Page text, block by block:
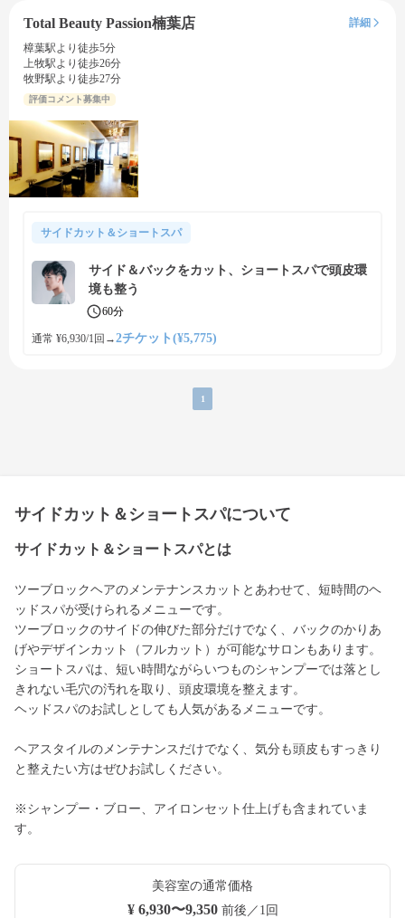
Total Beauty Passion楠葉店
詳細
樟葉駅より徒歩5分
上牧駅より徒歩26分
牧野駅より徒歩27分
評価コメント募集中
サイドカット＆ショートスパ
サイド＆バックをカット、ショートスパで頭皮環
境も整う
60分
通常 ¥6,930/1回 →2チケット(¥5,775)
1
サイドカット＆ショートスパについて
サイドカット＆ショートスパとは
ツーブロックヘアのメンテナンスカットとあわせて、短時間のヘ
ッドスパが受けられるメニューです。
ツーブロックのサイドの伸びた部分だけでなく、バックのかりあ
げやデザインカット（フルカット）が可能なサロンもあります。
ショートスパは、短い時間ながらいつものシャンプーでは落とし
きれない毛穴の汚れを取り、頭皮環境を整えます。
ヘッドスパのお試しとしても人気があるメニューです。
ヘアスタイルのメンテナンスだけでなく、気分も頭皮もすっきり
と整えたい方はぜひお試しください。
※シャンプー・ブロー、アイロンセット仕上げも含まれていま
す。
美容室の通常価格
¥ 6,930〜9,350前後／1回